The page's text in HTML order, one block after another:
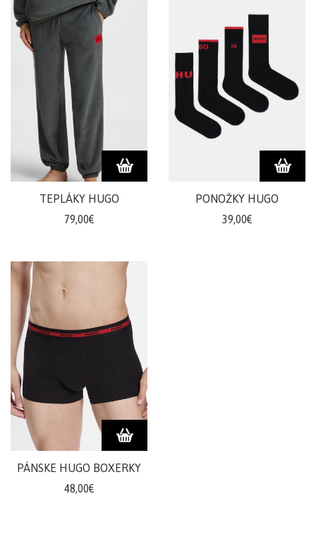
TEPLÁKY HUGO
79,00€
PONOŽKY HUGO
39,00€
PÁNSKE HUGO BOXERKY
48,00€